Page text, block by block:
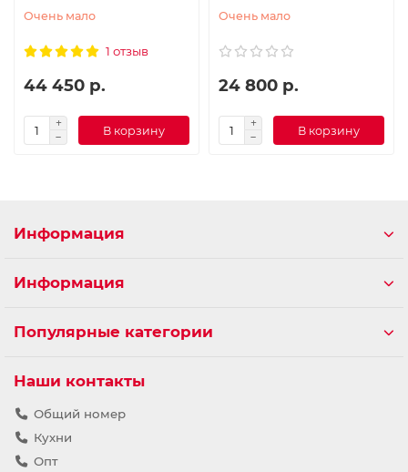
Очень мало
1 отзыв
44 450 р.
В корзину
Очень мало
24 800 р.
В корзину
Информация
Информация
Популярные категории
Наши контакты
Общий номер
Кухни
Опт